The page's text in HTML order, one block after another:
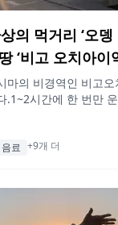
의 먹거리 ‘오뎅
‘비고 오치아이
마의 비경역인 비고오
.1~2시간에 한 번만
인기 있는, 역사가 느
동도 먹을 수 있어 대
료 +9개 더